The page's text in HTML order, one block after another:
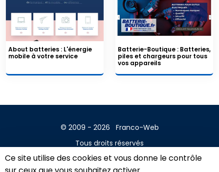
Ce site utilise des cookies et vous donne le contrôle
About batteries : L'énergie
mobile à votre service
Batterie-Boutique : Batteries,
piles et chargeurs pour tous
vos appareils
© 2009 - 2026
Franco-Web
Tous droits réservés
Contact